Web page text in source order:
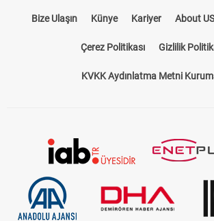
Bize Ulaşın Künye Kariyer About US
Çerez Politikası Gizlilik
KVKK Aydınlatma Metni